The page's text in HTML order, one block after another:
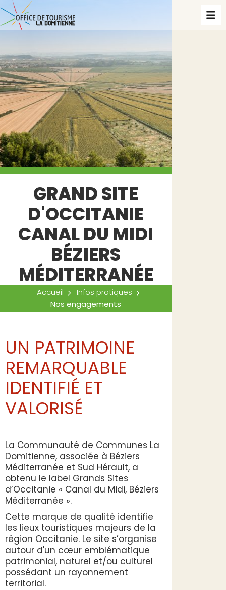
GRAND SITE
D'OCCITANIE
CANAL DU MIDI
BÉZIERS
MÉDITERRANÉE
Accueil
Infos pratiques
Nos engagements
UN PATRIMOINE
REMARQUABLE
IDENTIFIÉ ET
VALORISÉ
La Communauté de Communes La
Domitienne, associée à Béziers
Méditerranée et Sud Hérault, a
obtenu le label Grands Sites
d’Occitanie « Canal du Midi, Béziers
Méditerranée ».
Cette marque de qualité identifie
les lieux touristiques majeurs de la
région Occitanie. Le site s’organise
autour d'un cœur emblématique
patrimonial, naturel et/ou culturel
possédant un rayonnement
territorial.